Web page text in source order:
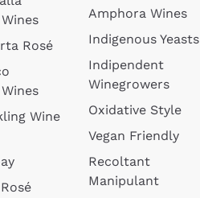
Rosé
Wine
Amphora Wines
Indigenous Yeasts
Indipendent
Winegrowers
Oxidative Style
Vegan Friendly
Recoltant
Manipulant